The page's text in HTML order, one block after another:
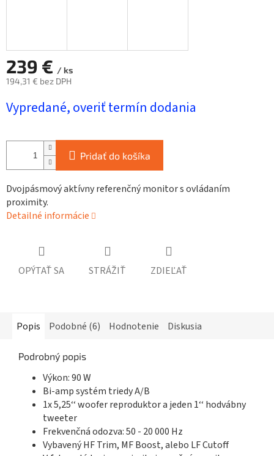
239 € / ks
194,31 € bez DPH
cena:
Vypredané, overiť termín dodania
Pridať do košíka
Dvojpásmový aktívny referenčný monitor s ovládaním
proximity.
Detailné informácie
OPÝTAŤ SA STRÁŽIŤ ZDIEĽAŤ
Popis Podobné (6) Hodnotenie Diskusia
Podrobný popis
Výkon: 90 W
Bi-amp systém triedy A/B
1x 5,25‘‘ woofer reproduktor a jeden 1‘‘ hodvábny
tweeter
Frekvenčná odozva: 50 - 20 000 Hz
Vybavený HF Trim, MF Boost, alebo LF Cutoff